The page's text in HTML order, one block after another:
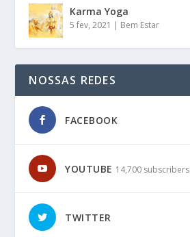
Karma Yoga
5 fev, 2021 | Bem Estar
NOSSAS REDES
FACEBOOK
YOUTUBE 14,700 subscribers
TWITTER